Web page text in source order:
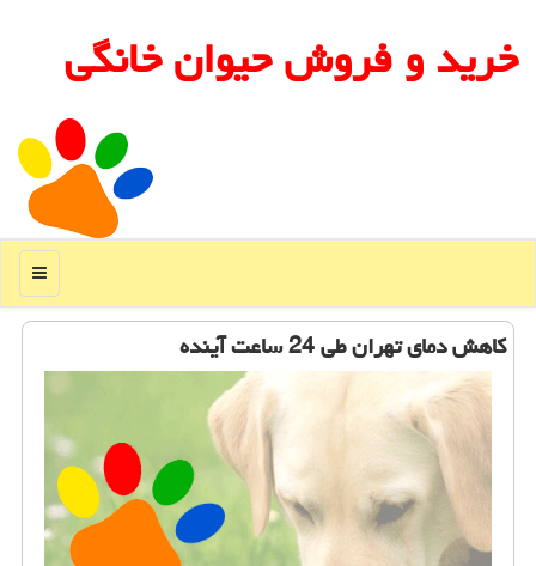
خرید و فروش حیوان خانگی
منو
کاهش دمای تهران طی 24 ساعت آینده